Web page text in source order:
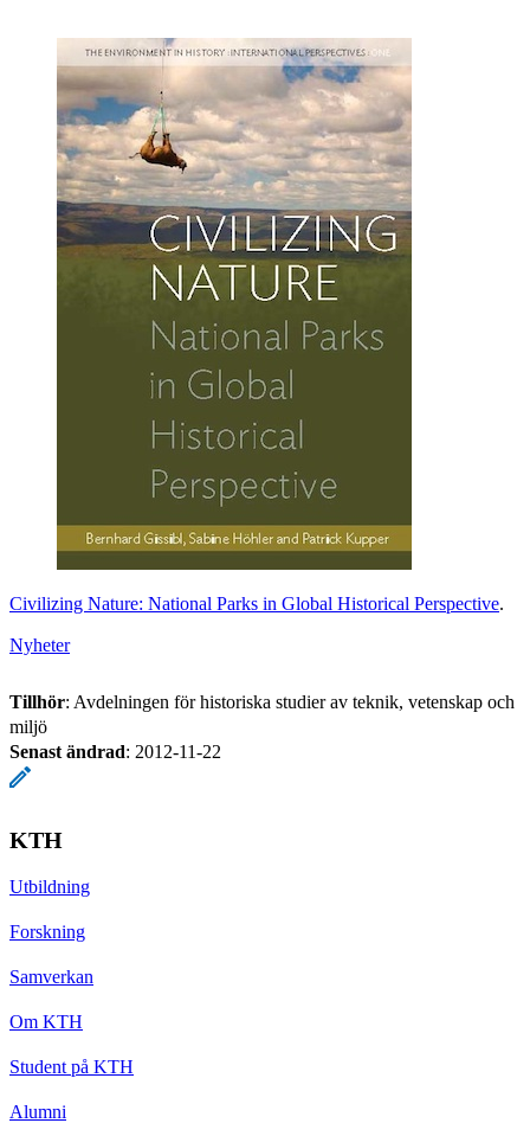
Civilizing Nature: National Parks in Global Historical Perspective.
Nyheter
Tillhör: Avdelningen för historiska studier av teknik, vetenskap och
miljö
Senast ändrad: 2012-11-22
KTH
Utbildning
Forskning
Samverkan
Om KTH
Student på KTH
Alumni